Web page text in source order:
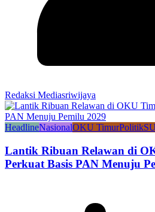
Redaksi Mediasriwijaya
HeadlineNasionalOKU TimurPolitik
Lantik Ribuan Relawan di
Perkuat Basis PAN Menuju